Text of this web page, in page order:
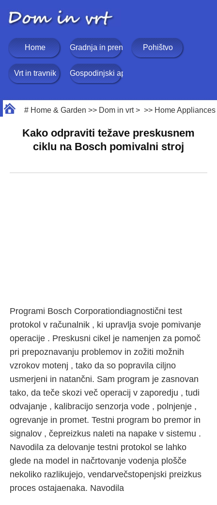
Home Gradnja in prenova Pohištvo
Vrt in travnik Gospodinjski aparati
# Home & Garden >> Dom in vrt> >> Home Appliances
Kako odpraviti težave preskusnem
ciklu na Bosch pomivalni stroj
Programi Bosch Corporationdiagnostični test
protokol v računalnik , ki upravlja svoje pomivanje
operacije . Preskusni cikel je namenjen za pomoč
pri prepoznavanju problemov in zožiti možnih
vzrokov motenj , tako da so popravila ciljno
usmerjeni in natančni. Sam program je zasnovan
tako, da teče skozi več operacij v zaporedju , tudi
odvajanje , kalibracijo senzorja vode , polnjenje ,
ogrevanje in promet. Testni program bo premor in
signalov , čepreizkus naleti na napake v sistemu .
Navodila za delovanje testni protokol se lahko
glede na model in načrtovanje vodenja plošče
nekoliko razlikujejo, vendarvečstopenjski preizkus
proces ostajaenaka. Navodila